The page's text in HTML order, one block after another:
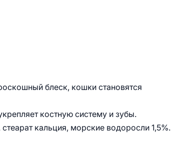
блеск, кошки становятся
костную систему и зубы.
кальция, морские водоросли 1,5%.